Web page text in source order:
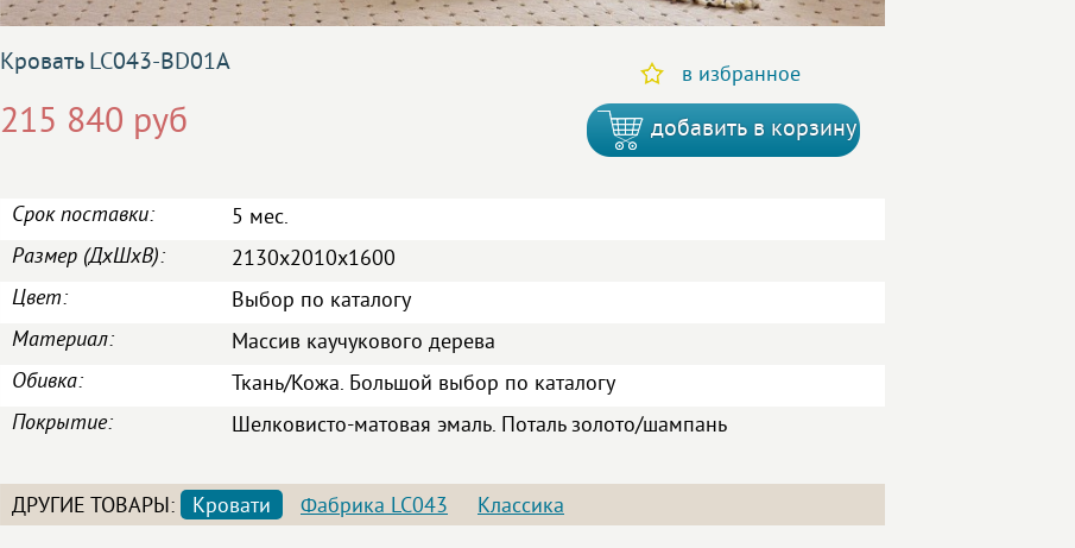
в избранное
добавить в корзину
Кровать LC043-BD01A
215 840 руб
Срок поставки:
5 мес.
Размер (ДxШxВ):
2130x2010x1600
Цвет:
Выбор по каталогу
Материал:
Массив каучукового дерева
Обивка:
Ткань/Кожа. Большой выбор по каталогу
Покрытие:
Шелковисто-матовая эмаль. Поталь золото/шампань
ДРУГИЕ ТОВАРЫ: Кровати Фабрика LC043 Классика